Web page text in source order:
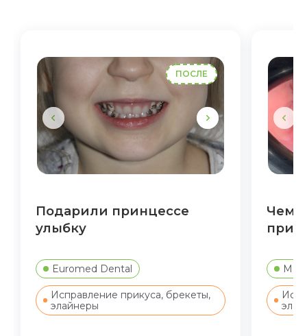
ПОСЛЕ
Подарили принцессе
улыбку
Euromed Dental
Исправление прикуса, брекеты,
элайнеры
Чем